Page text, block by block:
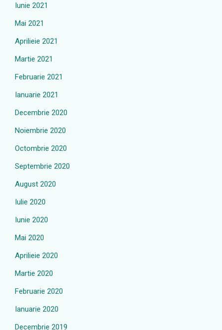
Iunie 2021
Mai 2021
Aprilieie 2021
Martie 2021
Februarie 2021
Ianuarie 2021
Decembrie 2020
Noiembrie 2020
Octombrie 2020
Septembrie 2020
August 2020
Iulie 2020
Iunie 2020
Mai 2020
Aprilieie 2020
Martie 2020
Februarie 2020
Ianuarie 2020
Decembrie 2019